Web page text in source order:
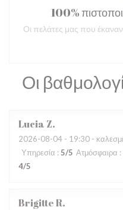
Οι
Lucia Z
2026-08-04 - 19:30 -
Υπηρεσία : 5/5 Ατμόσφαιρα :
4/5
BrigitteR
100%
Οι πελάτες μας που